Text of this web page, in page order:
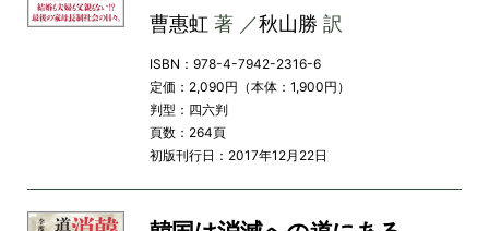
曹惠虹 著 ／秋山勝 訳
ISBN：978-4-7942-2316-6
定価：2,090円（本体：1,900円）
判型：四六判
頁数：264頁
初版刊行日：2017年12月22日